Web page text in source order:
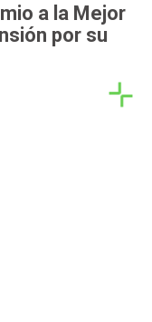
a la Mejor
por su